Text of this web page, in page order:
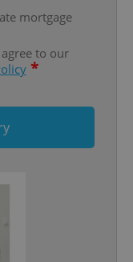
mortgage
to our
*
.expats.cz